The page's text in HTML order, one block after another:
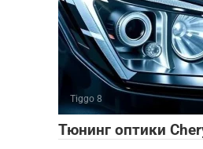
Tiggo 8
Тюнинг оптики